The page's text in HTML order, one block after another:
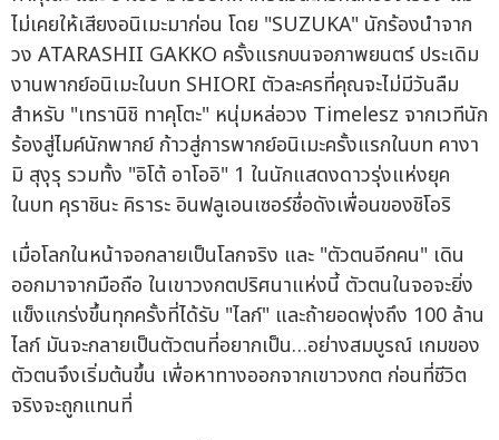
ไม่เคยให้เสียงอนิเมะมาก่อน โดย "SUZUKA" นักร้องนำจาก
วง ATARASHII GAKKO ครั้งแรกบนจอภาพยนตร์ ประเดิม
งานพากย์อนิเมะในบท SHIORI ตัวละครที่คุณจะไม่มีวันลืม
สำหรับ "เทรานิชิ ทาคุโตะ" หนุ่มหล่อวง Timelesz จากเวทีนัก
ร้องสู่ไมค์นักพากย์ ก้าวสู่การพากย์อนิเมะครั้งแรกในบท คางา
มิ สุงุรุ รวมทั้ง "อิโต้ อาโออิ" 1 ในนักแสดงดาวรุ่งแห่งยุค
ในบท คุราชินะ คิราระ อินฟลูเอนเซอร์ชื่อดังเพื่อนของชิโอริ
เมื่อโลกในหน้าจอกลายเป็นโลกจริง และ "ตัวตนอีกคน" เดิน
ออกมาจากมือถือ ในเขาวงกตปริศนาแห่งนี้ ตัวตนในจอจะยิ่ง
แข็งแกร่งขึ้นทุกครั้งที่ได้รับ "ไลก์" และถ้ายอดพุ่งถึง 100 ล้าน
ไลก์ มันจะกลายเป็นตัวตนที่อยากเป็น…อย่างสมบูรณ์ เกมของ
ตัวตนจึงเริ่มต้นขึ้น เพื่อหาทางออกจากเขาวงกต ก่อนที่ชีวิต
จริงจะถูกแทนที่